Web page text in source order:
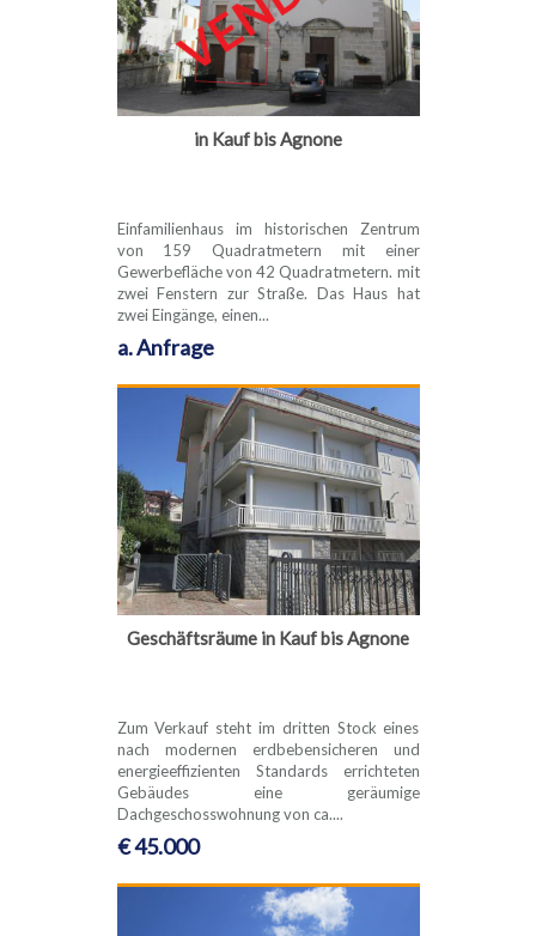
in Kauf bis Agnone
Einfamilienhaus im historischen Zentrum
von 159 Quadratmetern mit einer
Gewerbefläche von 42 Quadratmetern. mit
zwei Fenstern zur Straße. Das Haus hat
zwei Eingänge, einen...
a. Anfrage
Geschäftsräume in Kauf bis Agnone
Zum Verkauf steht im dritten Stock eines
nach modernen erdbebensicheren und
energieeffizienten Standards errichteten
Gebäudes eine geräumige
Dachgeschosswohnung von ca....
€ 45.000